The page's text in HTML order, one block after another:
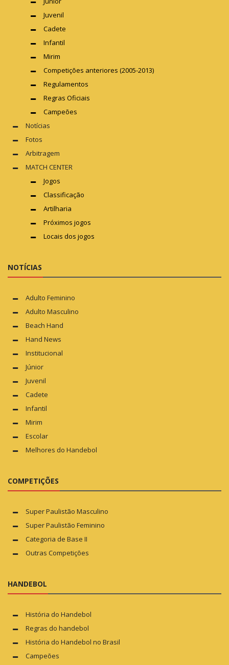
Juvenil
Cadete
Infantil
Mirim
Competições anteriores (2005-2013)
Regulamentos
Regras Oficiais
Campeões
Notícias
Fotos
Arbitragem
MATCH CENTER
Jogos
Classificação
Artilharia
Próximos jogos
Locais dos jogos
NOTÍCIAS
Adulto Feminino
Adulto Masculino
Beach Hand
Hand News
Institucional
Júnior
Juvenil
Cadete
Infantil
Mirim
Escolar
Melhores do Handebol
COMPETIÇÕES
Super Paulistão Masculino
Super Paulistão Feminino
Categoria de Base II
Outras Competições
HANDEBOL
História do Handebol
Regras do handebol
História do Handebol no Brasil
Campeões